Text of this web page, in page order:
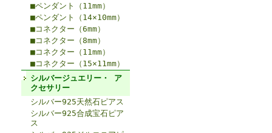
■ペンダント（11mm）
■ペンダント（14×10mm）
■コネクター（6mm）
■コネクター（8mm）
■コネクター（11mm）
■コネクター（15×11mm）
シルバージュエリー・ ア
クセサリー
シルバー925天然石ピアス
シルバー925合成宝石ピア
ス